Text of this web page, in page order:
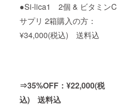
●Si-lica1 2個 & ビタミンC
サプリ 2箱購入の方：
¥34,000(税込) 送料込
⇒35%OFF：¥22,000(税
込) 送料込